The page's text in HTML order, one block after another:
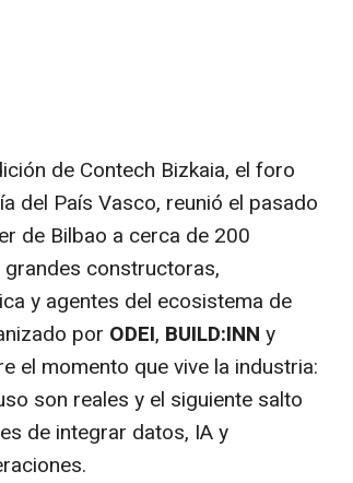
de Contech Bizkaia, el foro
del País Vasco, reunió el pasado
de Bilbao a cerca de 200
constructoras,
y agentes del ecosistema de
por ODEI, BUILD:INN y
el momento que vive la industria:
son reales y el siguiente salto
de integrar datos, IA y